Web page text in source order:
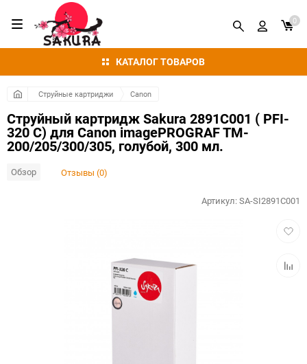
КАТАЛОГ ТОВАРОВ
0
Струйные картриджи Canon
Струйный картридж Sakura 2891C001 ( PFI-
320 C) для Canon imagePROGRAF TM-
200/205/300/305, голубой, 300 мл.
Обзор Отзывы (0)
Артикул:SA-SI2891C001